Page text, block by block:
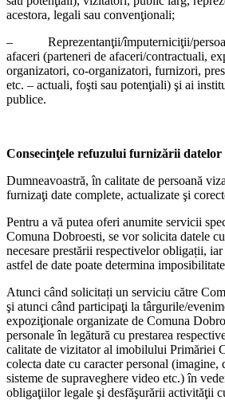
acestora, legali sau convenţionali;
– Reprezentanţii/împuterniciţii/
afaceri (parteneri de afaceri/contractuali,
organizatori, co-organizatori, furnizori,
etc. – actuali, foşti sau potenţiali) şi ai
publice.
Consecinţele refuzului furnizării datelor
Dumneavoastră, în calitate de persoană
furnizaţi date complete, actualizate şi
Pentru a vă putea oferi anumite servicii
Comuna Dobroesti, se vor solicita datele
necesare prestării respectivelor obligații,
astfel de date poate determina
Atunci când solicitați un serviciu către
şi atunci când participaţi la târgurile/
expoziţionale organizate de Comuna
personale în legătură cu prestarea
calitate de vizitator al imobilului Primăriei
colecta date cu caracter personal (imagine,
sisteme de supraveghere video etc.) în
obligaţiilor legale şi desfăşurării activităţii